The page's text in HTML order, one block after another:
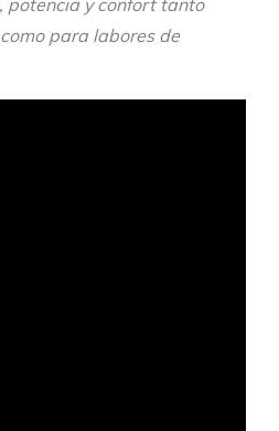
para labores de